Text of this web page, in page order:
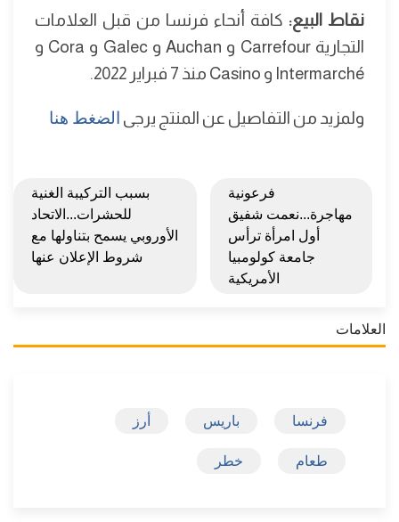
نقاط البيع: كافة أنحاء فرنسا من قبل العلامات
التجارية Carrefour و Auchan و Galec و Cora و
Intermarché و Casino منذ 7 فبراير 2022.
ولمزيد من التفاصيل عن المنتج يرجى الضغط هنا
فرعونية
مهاجرة...نعمت شفيق
أول امرأة ترأس
جامعة كولومبيا
الأمريكية
بسبب التركيبة الغنية
للحشرات...الاتحاد
الأوروبي يسمح بتناولها مع
شروط الإعلان عنها
العلامات
فرنسا باريس أرز
طعام خطر